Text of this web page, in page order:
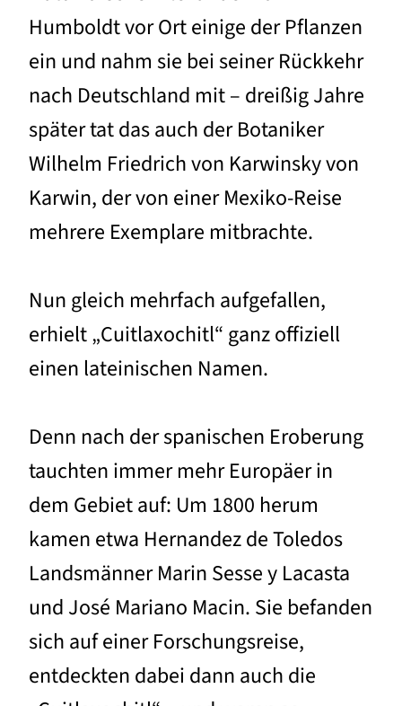
Humboldt vor Ort einige der Pflanzen
ein und nahm sie bei seiner Rückkehr
nach Deutschland mit – dreißig Jahre
später tat das auch der Botaniker
Wilhelm Friedrich von Karwinsky von
Karwin, der von einer Mexiko-Reise
mehrere Exemplare mitbrachte.
Nun gleich mehrfach aufgefallen,
erhielt „Cuitlaxochitl“ ganz offiziell
einen lateinischen Namen.
Denn nach der spanischen Eroberung
tauchten immer mehr Europäer in
dem Gebiet auf: Um 1800 herum
kamen etwa Hernandez de Toledos
Landsmänner Marin Sesse y Lacasta
und José Mariano Macin. Sie befanden
sich auf einer Forschungsreise,
entdeckten dabei dann auch die